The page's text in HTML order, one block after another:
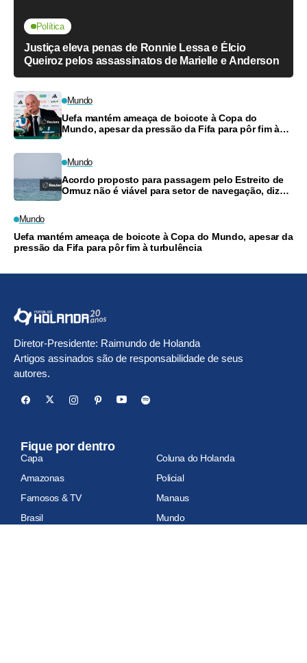
Política
Justiça eleva penas de Ronnie Lessa e Élcio
Queiroz pelos assassinatos de Marielle e Anderson
Mundo
Uefa mantém ameaça de boicote à Copa do
Mundo, apesar da pressão da Fifa para pôr fim à
Mundo
Acordo proposto para passagem pelo Estreito de
Ormuz não é viável para setor de navegação, dizem
Mundo
Uefa mantém ameaça de boicote à Copa do Mundo, apesar da
pressão da Fifa para pôr fim à turbulência
Diretor-Presidente: Raimundo de Holanda
Artigos assinados são de responsabilidade de seus
autores.
Fique por dentro
Capa
Coluna do Holanda
Amazonas
Policial
Famosos & TV
Manaus
Brasil
Mundo